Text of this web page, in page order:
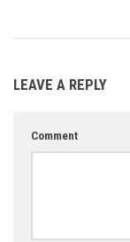
LEAVE A REPLY
Comment